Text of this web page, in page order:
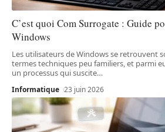
C’est quoi Com Surrogate : Guide
Windows
Les utilisateurs de Windows se retrouvent
termes techniques peu familiers, et parmi
un processus qui suscite…
Informatique 23 juin 2026